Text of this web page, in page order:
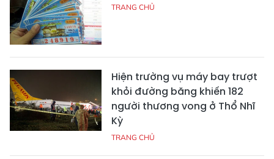
TRANG CHỦ
Hiện trường vụ máy bay trượt
khỏi đường băng khiến 182
người thương vong ở Thổ Nhĩ
Kỳ
TRANG CHỦ